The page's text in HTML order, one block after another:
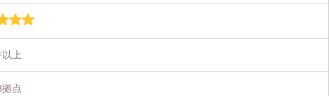
上
点